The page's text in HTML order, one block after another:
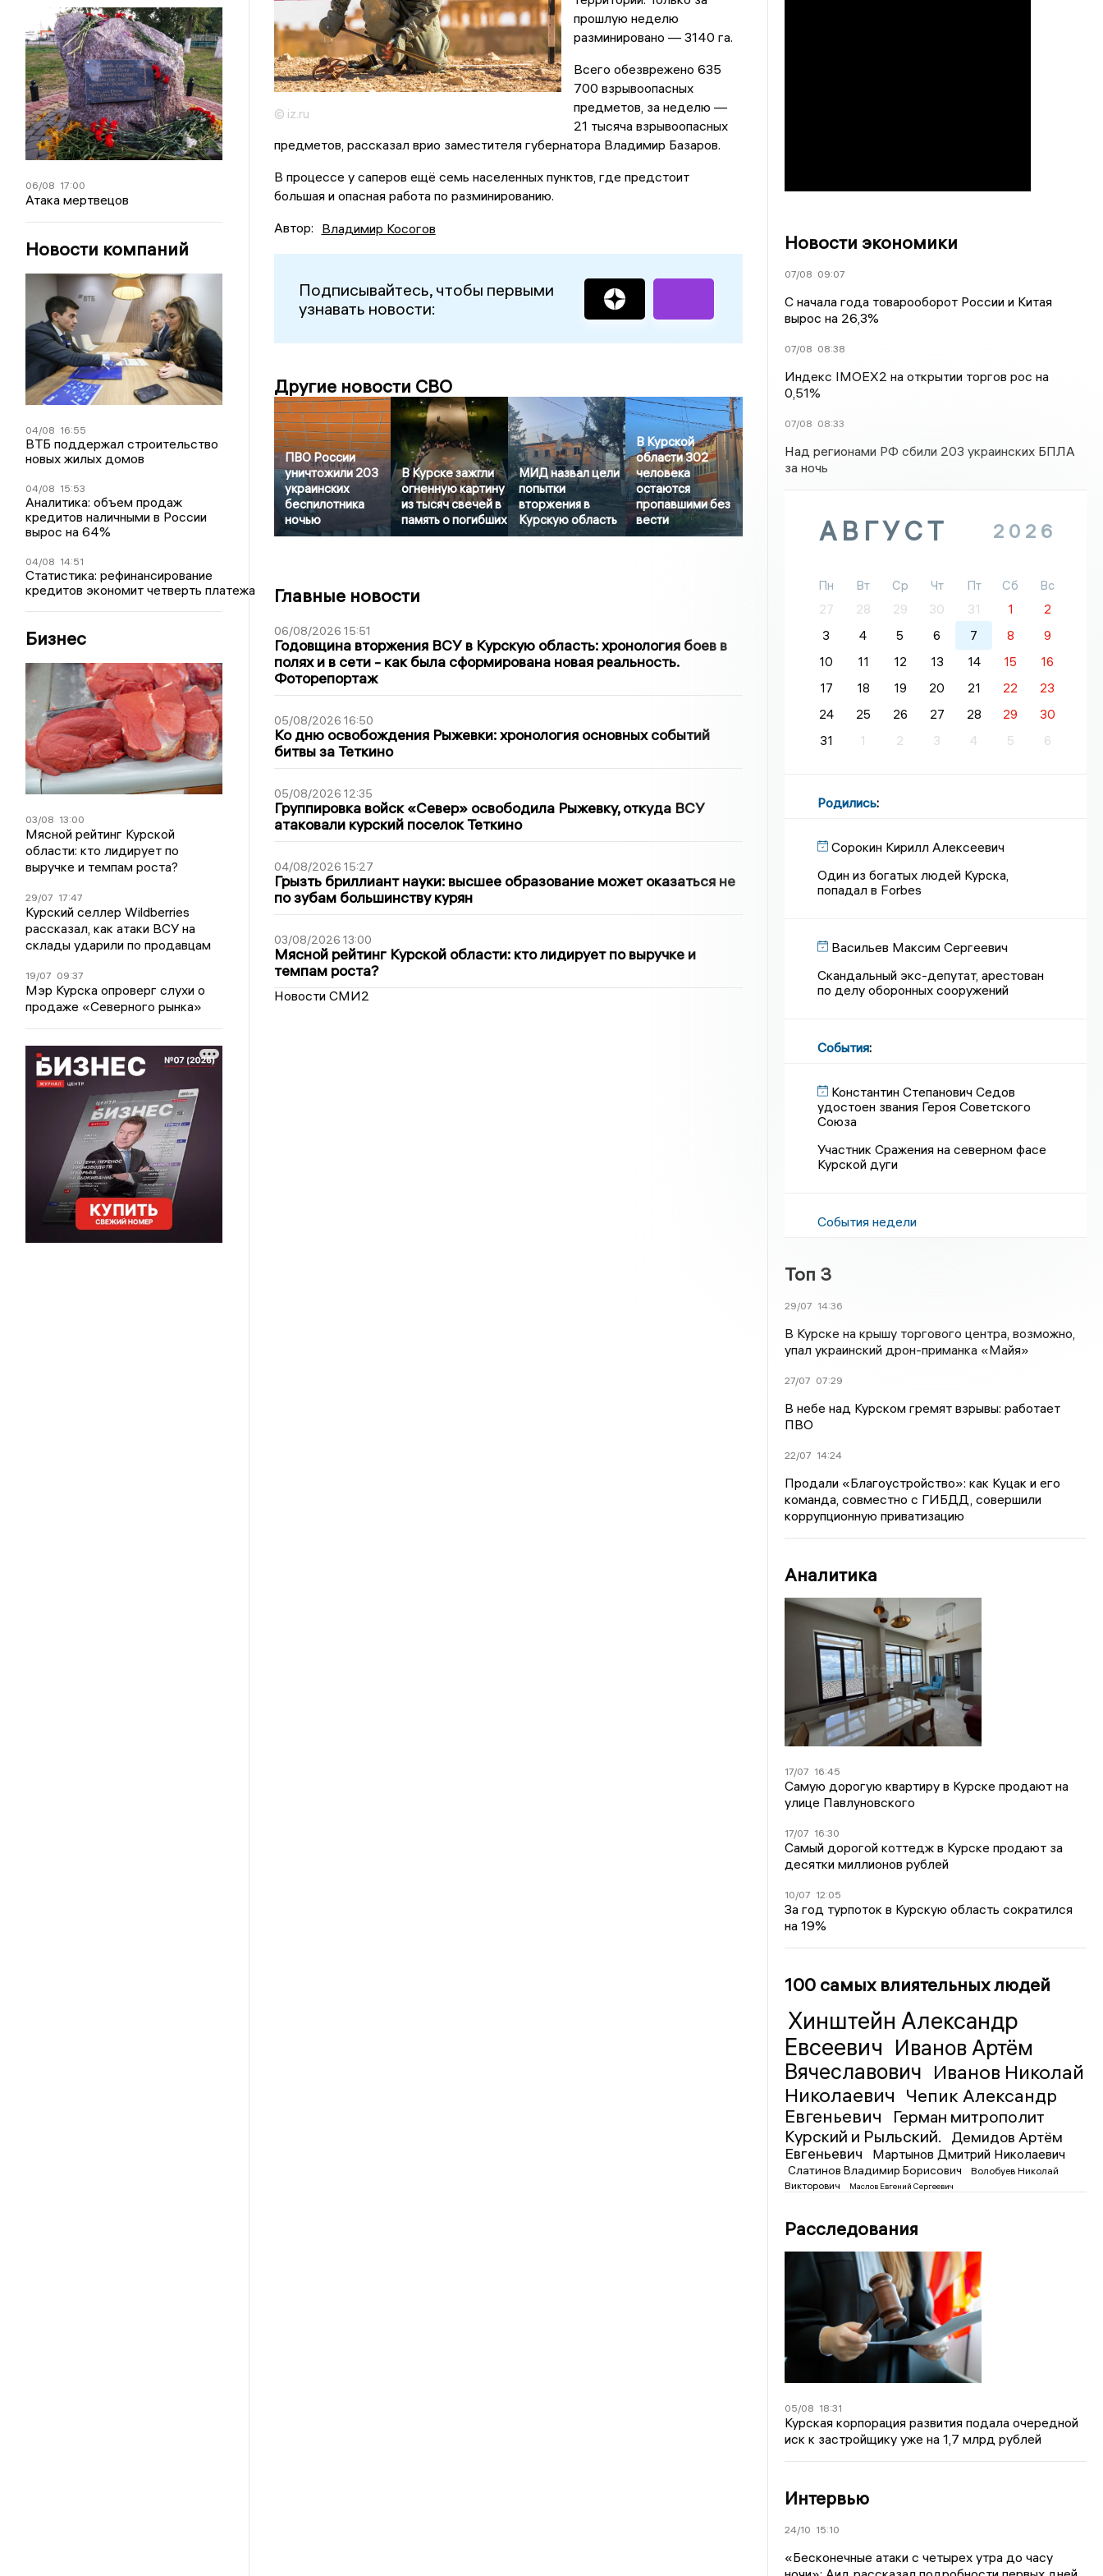
06/08 17:00
Атака мертвецов
Новости компаний
04/08 16:55
ВТБ поддержал строительство
новых жилых домов
04/08 15:53
Аналитика: объем продаж
кредитов наличными в России
вырос на 64%
04/08 14:51
Статистика: рефинансирование
кредитов экономит четверть платежа
Бизнес
03/08 13:00
Мясной рейтинг Курской
области: кто лидирует по
выручке и темпам роста?
29/07 17:47
Курский селлер Wildberries
рассказал, как атаки ВСУ на
склады ударили по продавцам
19/07 09:37
Мэр Курска опроверг слухи о
продаже «Северного рынка»
© iz.ru
прошлую неделю
разминировано — 3140 га.
Всего обезврежено 635
700 взрывоопасных
предметов, за неделю —
21 тысяча взрывоопасных
предметов, рассказал врио заместителя губернатора Владимир Базаров.
В процессе у саперов ещё семь населенных пунктов, где предстоит
большая и опасная работа по разминированию.
Автор: Владимир Косогов
Подписывайтесь, чтобы первыми
узнавать новости:
Другие новости СВО
ПВО России
уничтожили 203
украинских
беспилотника
ночью
В Курске зажгли
огненную картину
из тысяч свечей в
память о погибших
МИД назвал цели
попытки
вторжения в
Курскую область
В Курской
области 302
человека
остаются
пропавшими без
вести
Главные новости
06/08/2026 15:51
Годовщина вторжения ВСУ в Курскую область: хронология боев в
полях и в сети - как была сформирована новая реальность.
Фоторепортаж
05/08/2026 16:50
Ко дню освобождения Рыжевки: хронология основных событий
битвы за Теткино
05/08/2026 12:35
Группировка войск «Север» освободила Рыжевку, откуда ВСУ
атаковали курский поселок Теткино
04/08/2026 15:27
Грызть бриллиант науки: высшее образование может оказаться не
по зубам большинству курян
03/08/2026 13:00
Мясной рейтинг Курской области: кто лидирует по выручке и
темпам роста?
Новости СМИ2
Новости экономики
07/08 09:07
С начала года товарооборот России и Китая
вырос на 26,3%
07/08 08:38
Индекс IMOEX2 на открытии торгов рос на
0,51%
07/08 08:33
Над регионами РФ сбили 203 украинских БПЛА
за ночь
АВГУСТ 2026
Пн Вт Ср Чт Пт Сб
Вс
27
28 29 30 31 1
2
3
4 5 6 7 8
9
10
11 12 13 14 15
16
17
18 19 20 21 22
23
24
25 26 27 28 29
30
31
1 2 3 4 5 6
Родились:
Сорокин Кирилл Алексеевич
Один из богатых людей Курска,
попадал в Forbes
Васильев Максим Сергеевич
Скандальный экс-депутат, арестован
по делу оборонных сооружений
События:
Константин Степанович Седов
удостоен звания Героя Советского
Союза
Участник Сражения на северном фасе
Курской дуги
События недели
Топ 3
29/07 14:36
В Курске на крышу торгового центра, возможно,
упал украинский дрон-приманка «Майя»
27/07 07:29
В небе над Курском гремят взрывы: работает
ПВО
22/07 14:24
Продали «Благоустройство»: как Куцак и его
команда, совместно с ГИБДД, совершили
коррупционную приватизацию
Аналитика
17/07 16:45
Самую дорогую квартиру в Курске продают на
улице Павлуновского
17/07 16:30
Самый дорогой коттедж в Курске продают за
десятки миллионов рублей
10/07 12:05
За год турпоток в Курскую область сократился
на 19%
100 самых влиятельных людей
Хинштейн Александр
Евсеевич Иванов Артём
Вячеславович Иванов Николай
Николаевич Чепик Александр
Евгеньевич
Герман митрополит
Курский и Рыльский.
Демидов Артём
Евгеньевич
Мартынов Дмитрий Николаевич
Слатинов Владимир Борисович
Волобуев Николай
Викторович
Маслов Евгений Сергеевич
Расследования
05/08 18:31
Курская корпорация развития подала очередной
иск к застройщику уже на 1,7 млрд рублей
Интервью
24/10 15:10
«Бесконечные атаки с четырех утра до часу